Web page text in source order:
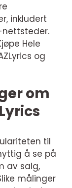
inkludert
Hele
og
om
til
å se på
av salg,
målinger